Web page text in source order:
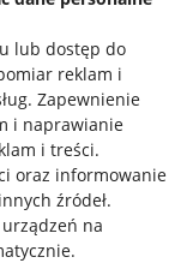
lub dostęp do
reklam i
. Zapewnienie
i naprawianie
i treści.
oraz informowanie
źródeł.
na
.